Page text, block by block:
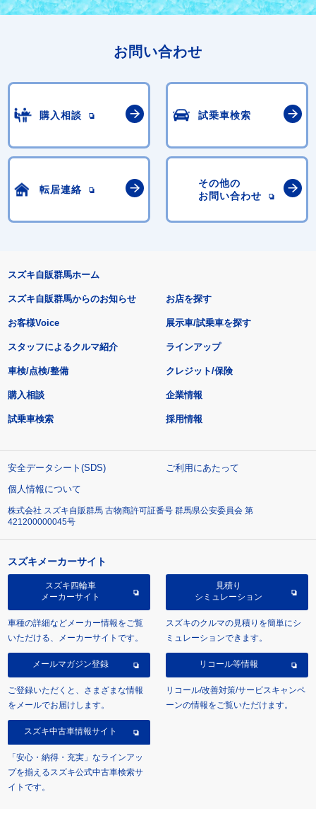
お問い合わせ
購入相談 試乗車検索
転居連絡
その他の
お問い合わせ
スズキ自販群馬ホーム
スズキ自販群馬からのお知らせ
お客様Voice
スタッフによるクルマ紹介
お店を探す
展示車/試乗車を探す
ラインアップ
車検/点検/整備 クレジット/保険
購入相談
試乗車検索
企業情報
採用情報
安全データシート(SDS)
ご利用にあたって
個人情報について
株式会社 スズキ自販群馬 古物商許可証番号 群馬県公安委員会 第
421200000045号
スズキメーカーサイト
スズキ四輪車
メーカーサイト
車種の詳細などメーカー情報をご覧
いただける、メーカーサイトです。
見積り
シミュレーション
スズキのクルマの見積りを簡単にシ
ミュレーションできます。
メールマガジン登録
ご登録いただくと、さまざまな情報
をメールでお届けします。
リコール等情報
リコール/改善対策/サービスキャンペ
ーンの情報をご覧いただけます。
スズキ中古車情報サイト
「安心・納得・充実」なラインアッ
プを揃えるスズキ公式中古車検索サ
イトです。